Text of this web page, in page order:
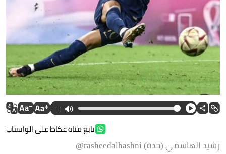
--:--
تابع قناة عكاظ على الواتساب
رشيد الهاشمي (جدة) rasheedalhashni@